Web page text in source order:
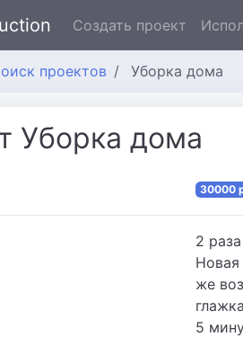
Создать проект
проектов Уборка дома
Уборка дома
30000
2
Новая
же
5